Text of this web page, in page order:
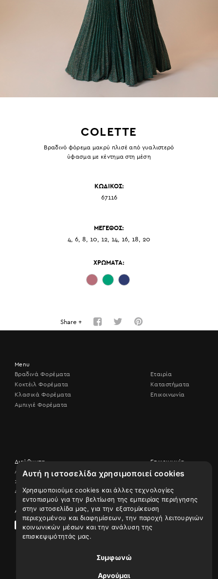
Αυτή η ιστοσελίδα χρησιμοποιεί cookies
Χρησιμοποιούμε cookies και άλλες τεχνολογίες
εντοπισμού για την βελτίωση της εμπειρίας περιήγησης
στην ιστοσελίδα μας, για την εξατομίκευση
περιεχομένου και διαφημίσεων, την παροχή λειτουργιών
κοινωνικών μέσων και την ανάλυση της
επισκεψιμότητάς μας.
Συμφωνώ
Αρνούμαι
COLETTE
Βραδινό φόρεμα μακρύ πλισέ από γυαλιστερό
ύφασμα με κέντημα στη μέση
ΚΩΔΙΚΟΣ:
67116
ΜΕΓΕΘΟΣ:
4, 6, 8, 10, 12, 14, 16, 18, 20
ΧΡΩΜΑΤΑ:
Share +
Menu
Βραδινά Φορέματα
Κοκτέιλ Φορέματα
Κλασικά Φορέματα
Αμπιγιέ Φορέματα
Εταιρία
Καταστήματα
Επικοινωνία
Διεύθυνση
Λεωφ. Βουλιαγμένης 506,
17456 Άλιμος
Δείτε τον χάρτη
Ακολουθήστε μας
Επικοινωνία
Επικοινωνήστε
210 9926507